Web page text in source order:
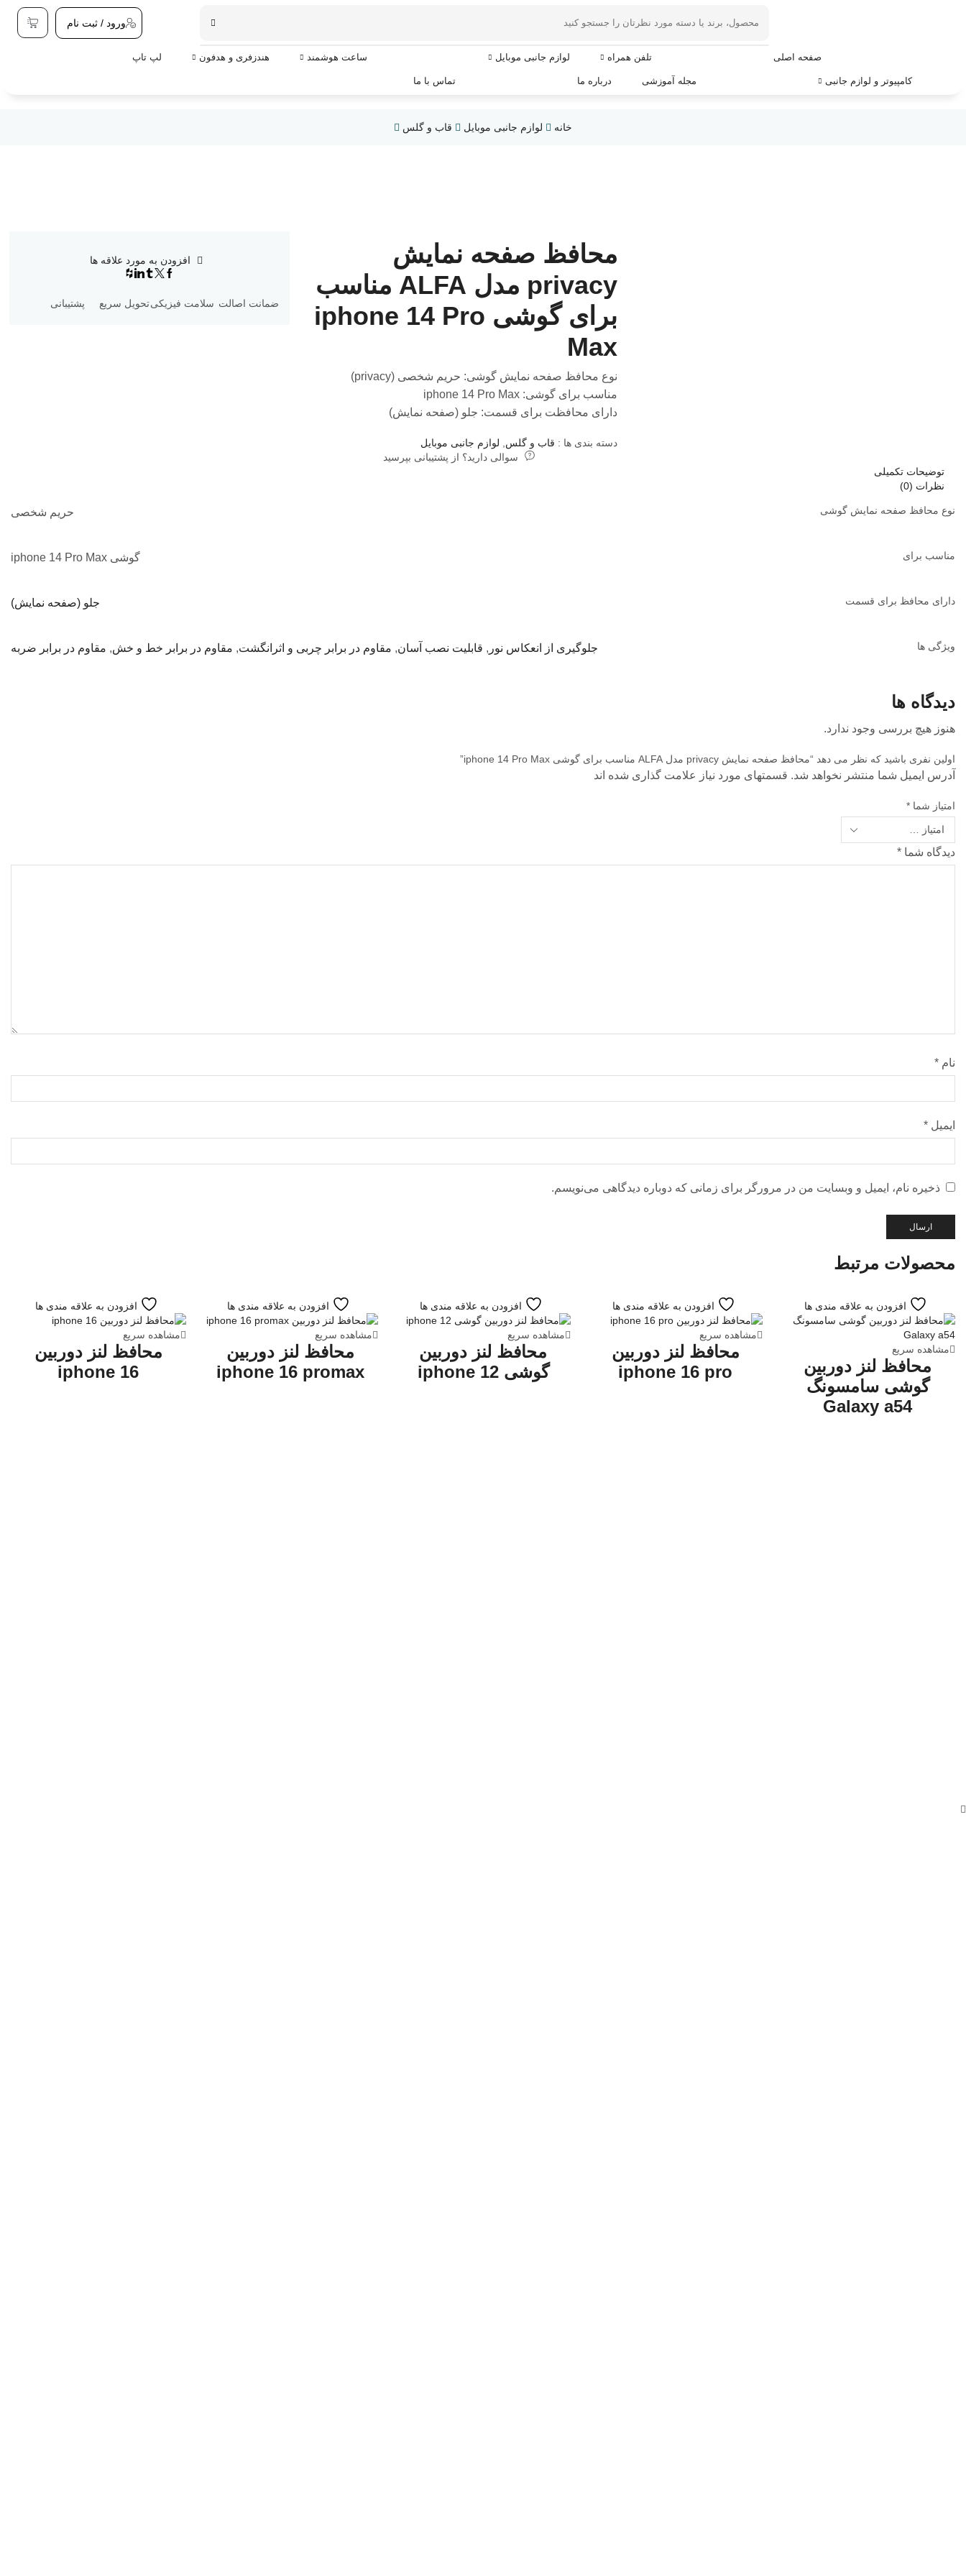
ورود / ثبت نام
صفحه اصلی تلفن همراه لوازم جانبی موبایل ساعت هوشمند هندزفری و هدفون لپ تاپ
کامپیوتر و لوازم جانبی مجله آموزشی درباره ما تماس با ما
خانه لوازم جانبی موبایل قاب و گلس
محافظ صفحه نمایش
privacy مدل ALFA مناسب
برای گوشی iphone 14 Pro
Max
نوع محافظ صفحه نمایش گوشی: حریم شخصی (privacy)
مناسب برای گوشی: iphone 14 Pro Max
دارای محافظت برای قسمت: جلو (صفحه نمایش)
دسته بندی ها : قاب و گلس
لوازم جانبی موبایل
سوالی دارید؟ از پشتیبانی بپرسید
افزودن به مورد علاقه ها
ضمانت اصالت سلامت فیزیکیتحویل سریع پشتیبانی
توضیحات تکمیلی
نظرات (0)
نوع محافظ صفحه نمایش گوشی حریم شخصی
مناسب برای گوشی iphone 14 Pro Max
دارای محافظ برای قسمت جلو (صفحه نمایش)
ویژگی‌ ها جلوگیری از انعکاس نور , قابلیت نصب آسان, مقاوم در برابر چربی و اثرانگشت, مقاوم در برابر خط و خش, مقاوم در برابر ضربه
دیدگاه ها
هنوز هیچ بررسی وجود ندارد.
اولین نفری باشید که نظر می دهد “محافظ صفحه نمایش privacy مدل ALFA مناسب برای گوشی iphone 14 Pro Max”
آدرس ایمیل شما منتشر نخواهد شد. قسمتهای مورد نیاز علامت گذاری شده اند
امتیاز شما *
دیدگاه شما *
نام *
ایمیل *
ذخیره نام، ایمیل و وبسایت من در مرورگر برای زمانی که دوباره دیدگاهی می‌نویسم.
محصولات مرتبط
افزودن به علاقه مندی ها
مشاهده سریع
محافظ لنز دوربین
گوشی سامسونگ
Galaxy a54
افزودن به علاقه مندی ها
مشاهده سریع
محافظ لنز دوربین
iphone 16 pro
افزودن به علاقه مندی ها
مشاهده سریع
محافظ لنز دوربین
گوشی iphone 12
افزودن به علاقه مندی ها
مشاهده سریع
محافظ لنز دوربین
iphone 16 promax
افزودن به علاقه مندی ها
مشاهده سریع
محافظ لنز دوربین
iphone 16